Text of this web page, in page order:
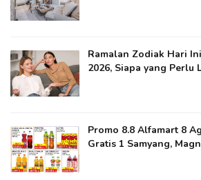
Ramalan Zodiak Hari
2026, Siapa yang Perlu
Promo 8.8 Alfamart 8
Gratis 1 Samyang,